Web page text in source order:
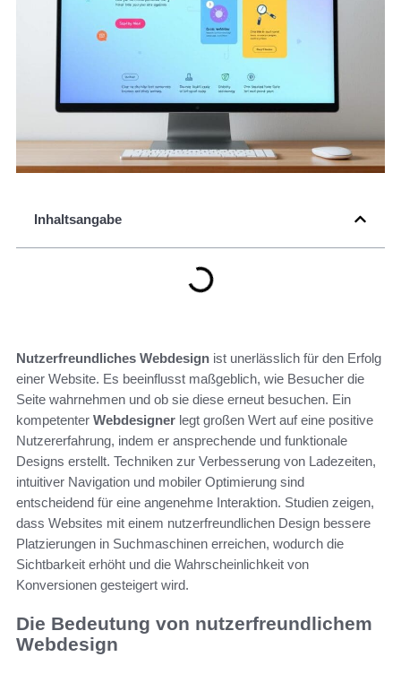
Inhaltsangabe
Nutzerfreundliches Webdesign ist unerlässlich für den Erfolg
einer Website. Es beeinflusst maßgeblich, wie Besucher die
Seite wahrnehmen und ob sie diese erneut besuchen. Ein
kompetenter Webdesigner legt großen Wert auf eine positive
Nutzererfahrung, indem er ansprechende und funktionale
Designs erstellt. Techniken zur Verbesserung von Ladezeiten,
intuitiver Navigation und mobiler Optimierung sind
entscheidend für eine angenehme Interaktion. Studien zeigen,
dass Websites mit einem nutzerfreundlichen Design bessere
Platzierungen in Suchmaschinen erreichen, wodurch die
Sichtbarkeit erhöht und die Wahrscheinlichkeit von
Konversionen gesteigert wird.
Die Bedeutung von nutzerfreundlichem
Webdesign